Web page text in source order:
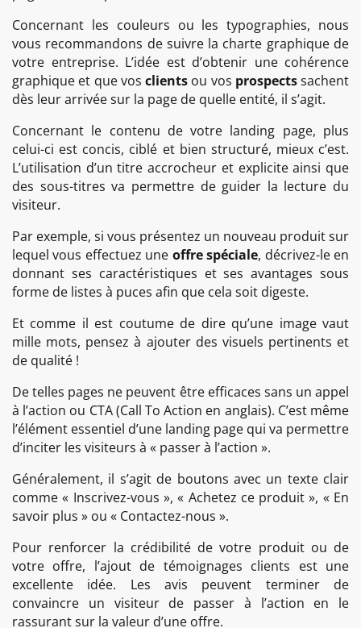
Concernant les couleurs ou les typographies, nous
vous recommandons de suivre la charte graphique de
votre entreprise. L’idée est d’obtenir une cohérence
graphique et que vos clients ou vos prospectssachent
dès leur arrivée sur la page de quelle entité, il s’agit.
Concernant le contenu de votre landing page, plus
celui-ci est concis, ciblé et bien structuré, mieux c’est.
L’utilisation d’un titre accrocheur et explicite ainsi que
des sous-titres va permettre de guider la lecture du
visiteur.
Par exemple, si vous présentez un nouveau produit sur
lequel vous effectuez une offre spéciale, décrivez-le en
donnant ses caractéristiques et ses avantages sous
forme de listes à puces afin que cela soit digeste.
Et comme il est coutume de dire qu’une image vaut
mille mots, pensez à ajouter des visuels pertinents et
de qualité !
De telles pages ne peuvent être efficaces sans un appel
à l’action ou CTA (Call To Action en anglais). C’est même
l’élément essentiel d’une landing page qui va permettre
d’inciter les visiteurs à « passer à l’action ».
Généralement, il s’agit de boutons avec un texte clair
comme « Inscrivez-vous », « Achetez ce produit », « En
savoir plus » ou « Contactez-nous ».
Pour renforcer la crédibilité de votre produit ou de
votre offre, l’ajout de témoignages clients est une
excellente idée. Les avis peuvent terminer de
convaincre un visiteur de passer à l’action en le
rassurant sur la valeur d’une offre.